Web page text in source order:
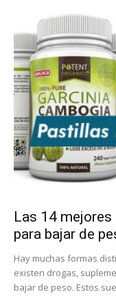
Las 14
para bajar de
Hay muchas formas
existen drogas,
bajar de peso. Estos